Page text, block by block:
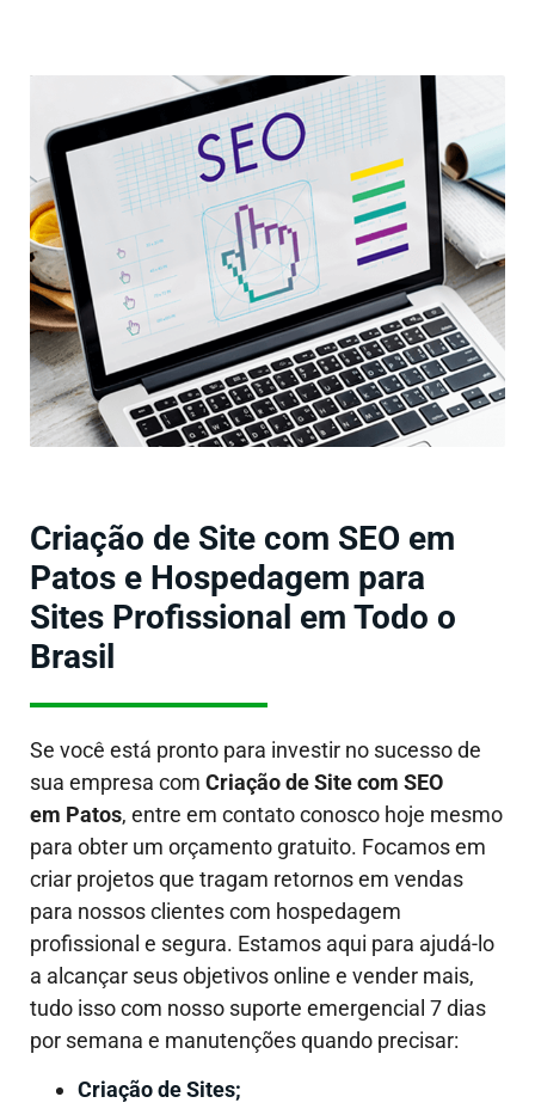
Criação de Site com SEO em
Patos e Hospedagem para
Sites Profissional em Todo o
Brasil
Se você está pronto para investir no sucesso de
sua empresa com Criação de Site com SEO
em Patos, entre em contato conosco hoje mesmo
para obter um orçamento gratuito. Focamos em
criar projetos que tragam retornos em vendas
para nossos clientes com hospedagem
profissional e segura. Estamos aqui para ajudá-lo
a alcançar seus objetivos online e vender mais,
tudo isso com nosso suporte emergencial 7 dias
por semana e manutenções quando precisar:
Criação de Sites;